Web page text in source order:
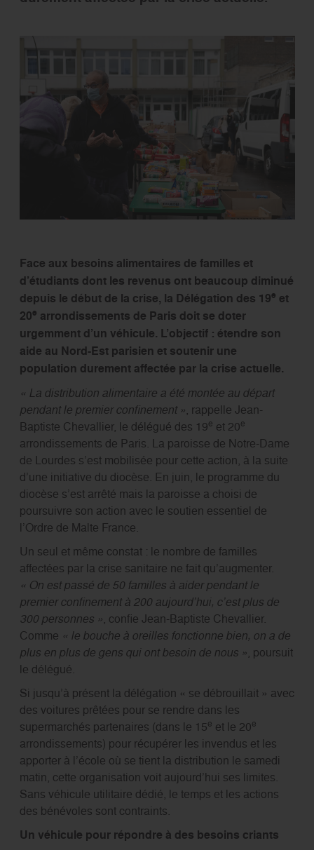
Face aux besoins alimentaires de familles et
d’étudiants dont les revenus ont beaucoup diminué
depuis le début de la crise, la Délégation des 19e et
20e arrondissements de Paris doit se doter
urgemment d’un véhicule. L’objectif : étendre son
aide au Nord-Est parisien et soutenir une
population durement affectée par la crise actuelle.
« La distribution alimentaire a été montée au départ
pendant le premier confinement », rappelle Jean-
Baptiste Chevallier, le délégué des 19e et 20e
arrondissements de Paris. La paroisse de Notre-Dame
de Lourdes s’est mobilisée pour cette action, à la suite
d’une initiative du diocèse. En juin, le programme du
diocèse s’est arrêté mais la paroisse a choisi de
poursuivre son action avec le soutien essentiel de
l’Ordre de Malte France.
Un seul et même constat : le nombre de familles
affectées par la crise sanitaire ne fait qu’augmenter.
« On est passé de 50 familles à aider pendant le
premier confinement à 200 aujourd’hui, c’est plus de
300 personnes », confie Jean-Baptiste Chevallier.
Comme « le bouche à oreilles fonctionne bien, on a de
plus en plus de gens qui ont besoin de nous », poursuit
le délégué.
Si jusqu’à présent la délégation « se débrouillait » avec
des voitures prêtées pour se rendre dans les
supermarchés partenaires (dans le 15e et le 20e
arrondissements) pour récupérer les invendus et les
apporter à l’école où se tient la distribution le samedi
matin, cette organisation voit aujourd’hui ses limites.
Sans véhicule utilitaire dédié, le temps et les actions
des bénévoles sont contraints.
Un véhicule pour répondre à des besoins criants